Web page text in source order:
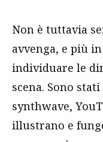
Non è tuttavia
avvenga, e più
individuare le
scena. Sono
synthwave,
illustrano e